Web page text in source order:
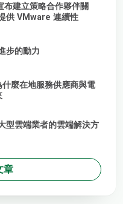
建立策略合作夥伴關
供 VMware 連續性
步的動力
麼在地服務供應商與電
型雲端業者的雲端解決方
章